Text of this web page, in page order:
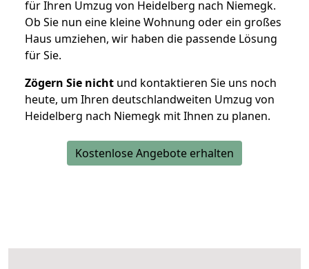
für Ihren Umzug von Heidelberg nach Niemegk.
Ob Sie nun eine kleine Wohnung oder ein großes
Haus umziehen, wir haben die passende Lösung
für Sie.
Zögern Sie nicht und kontaktieren Sie uns noch
heute, um Ihren deutschlandweiten Umzug von
Heidelberg nach Niemegk mit Ihnen zu planen.
Kostenlose Angebote erhalten